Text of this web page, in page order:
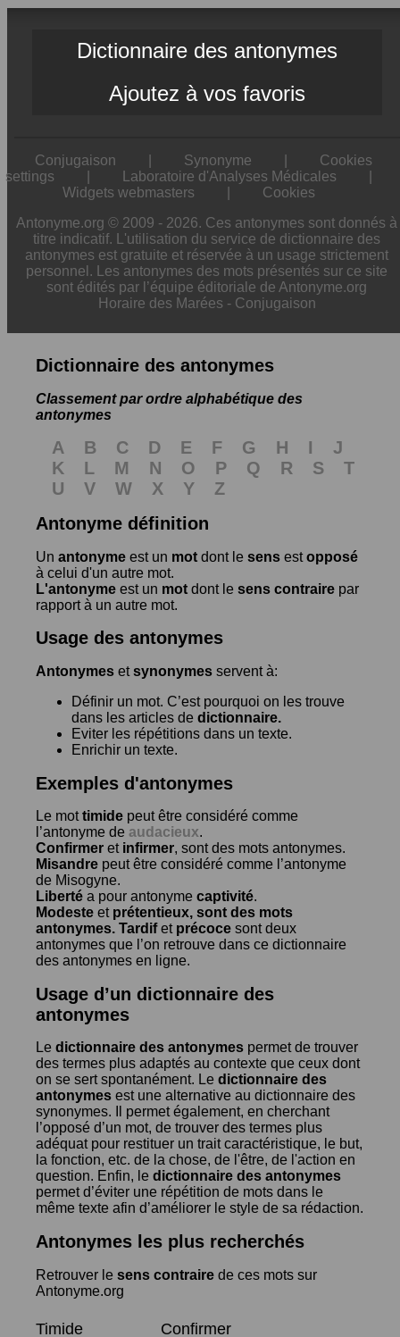
Dictionnaire des antonymes
Ajoutez à vos favoris
Conjugaison Synonyme
Cookies
settings
Laboratoire d'Analyses Médicales
Widgets webmasters
Cookies
Antonyme.org © 2009 - 2026. Ces antonymes sont donnés à
titre indicatif. L'utilisation du service de dictionnaire des
antonymes est gratuite et réservée à un usage strictement
personnel. Les antonymes des mots présentés sur ce site
sont édités par l’équipe éditoriale de Antonyme.org
Horaire des Marées - Conjugaison
Dictionnaire des antonymes
Classement par ordre alphabétique des
antonymes
A B C D E F G H I
J
K
L M N O P Q R S
T
U
V W X Y
Z
Antonyme définition
Un antonyme est un mot dont le sens estopposé
à celui d'un autre mot.
L'antonyme est un mot dont le sens contraire par
rapport à un autre mot.
Usage des antonymes
Antonymes etsynonymes servent à:
Définir un mot. C’est pourquoi on les trouve
dans les articles de dictionnaire.
Eviter les répétitions dans un texte.
Enrichir un texte.
Exemples d'antonymes
Le mottimide peut être considéré comme
l’antonyme de audacieux.
Confirmer et infirmer, sont des mots antonymes.
Misandre peut être considéré comme l’antonyme
de Misogyne.
Liberté a pour antonyme captivité.
Modeste et prétentieux, sont des mots
antonymes. Tardifet précoce sont deux
antonymes que l’on retrouve dans ce dictionnaire
des antonymes en ligne.
Usage d’un dictionnaire des
antonymes
Le dictionnaire des antonymes permet de trouver
des termes plus adaptés au contexte que ceux dont
on se sert spontanément. Le dictionnaire des
antonymes est une alternative au dictionnaire des
synonymes. Il permet également, en cherchant
l’opposé d’un mot, de trouver des termes plus
adéquat pour restituer un trait caractéristique, le but,
la fonction, etc. de la chose, de l'être, de l'action en
question. Enfin, le dictionnaire des antonymes
permet d’éviter une répétition de mots dans le
même texte afin d’améliorer le style de sa rédaction.
Antonymes les plus recherchés
Retrouver le sens contraire de ces mots sur
Antonyme.org
Timide Confirmer